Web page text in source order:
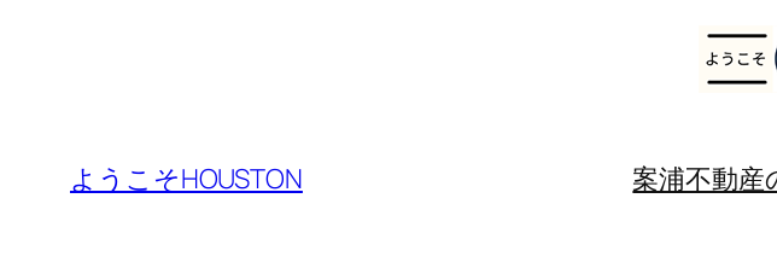
ようこそHOUSTON 案浦不動産